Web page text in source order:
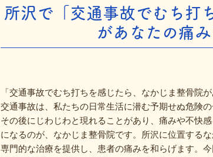
所沢で「交通事故でむち打
があなたの痛み
「交通事故でむち打ちを感じたら、なかじま整骨院
交通事故は、私たちの日常生活に潜む予期せぬ危険
その後にじわじわと現れることがあり、痛みや不快
になるのが、なかじま整骨院です。所沢に位置する
専門的な治療を提供し、患者の痛みを和らげます。